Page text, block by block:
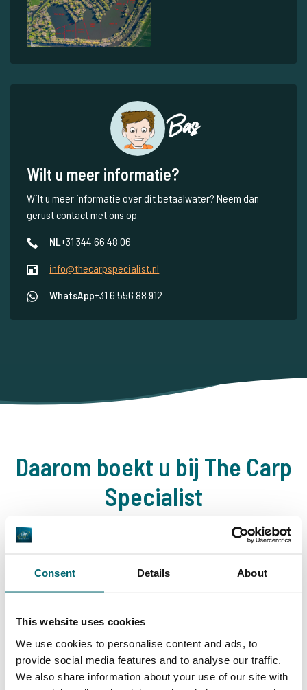
Consent Details About
This website uses cookies
We use cookies to personalise content and ads, to
provide social media features and to analyse our traffic.
We also share information about your use of our site with
Bas
Wilt u meer informatie?
Wilt u meer informatie over dit betaalwater? Neem dan
gerust contact met ons op
NL+31 344 66 48 06
info@thecarpspecialist.nl
WhatsApp+31 6 556 88 912
Daarom boekt u bij The Carp
Specialist
hebben ons al beoordeeld
9,7
Algemeen Faciliteiten